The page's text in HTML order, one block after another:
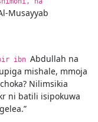
Musayyab
ibn Abdullah na
mishale, mmoja
Nilimsikia
ni batili isipokuwa